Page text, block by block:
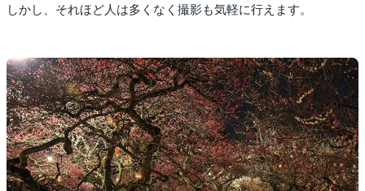
しかし、それほど人は多くなく撮影も気軽に行えます。